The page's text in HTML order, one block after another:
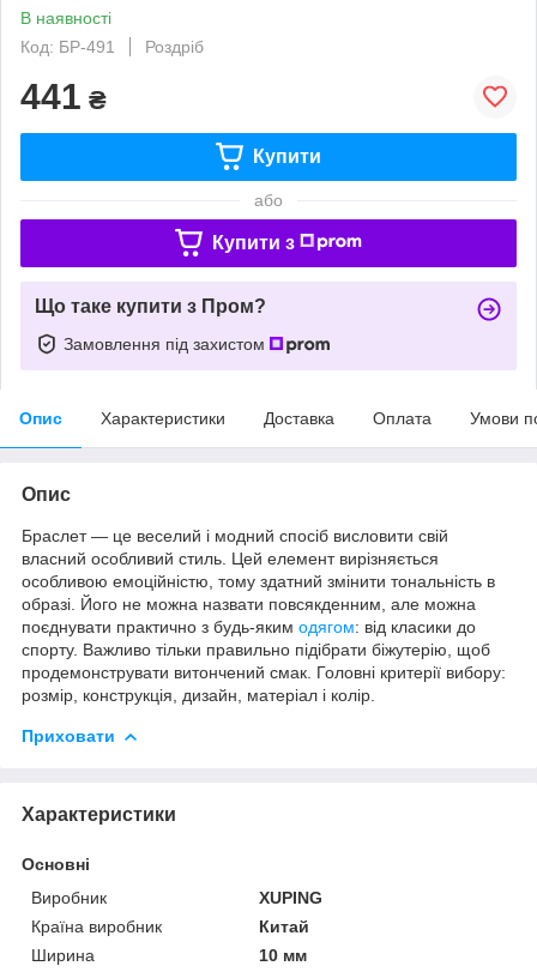
В наявності
Код: БР-491
Роздріб
441 ₴
Купити
або
Купити з
Що таке купити з Пром?
Замовлення під захистом
Опис Характеристики Доставка Оплата Умови
Опис
Браслет — це веселий і модний спосіб висловити свій
власний особливий стиль. Цей елемент вирізняється
особливою емоційністю, тому здатний змінити тональність в
образі. Його не можна назвати повсякденним, але можна
поєднувати практично з будь-яким одягом: від класики до
спорту. Важливо тільки правильно підібрати біжутерію, щоб
продемонструвати витончений смак. Головні критерії вибору:
розмір, конструкція, дизайн, матеріал і колір.
Приховати
Характеристики
Основні
Виробник
XUPING
Країна виробник
Китай
Ширина
10 мм